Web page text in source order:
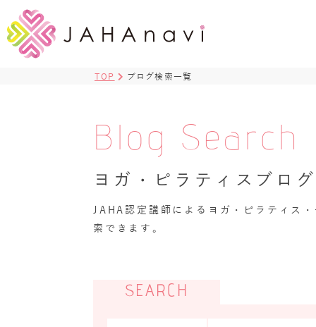
TOP ブログ検索一覧
Blog Search
ヨガ・ピラティスブロ
JAHA認定講師によるヨガ・ピラティス
索できます。
SEARCH